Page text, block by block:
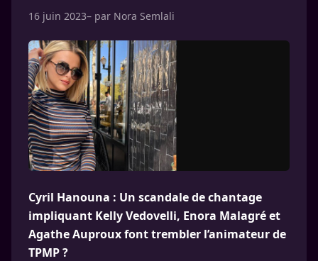
16 juin 2023– par Nora Semlali
Cyril Hanouna : Un scandale de chantage
impliquant Kelly Vedovelli, Enora Malagré et
Agathe Auproux font trembler l’animateur de
TPMP ?